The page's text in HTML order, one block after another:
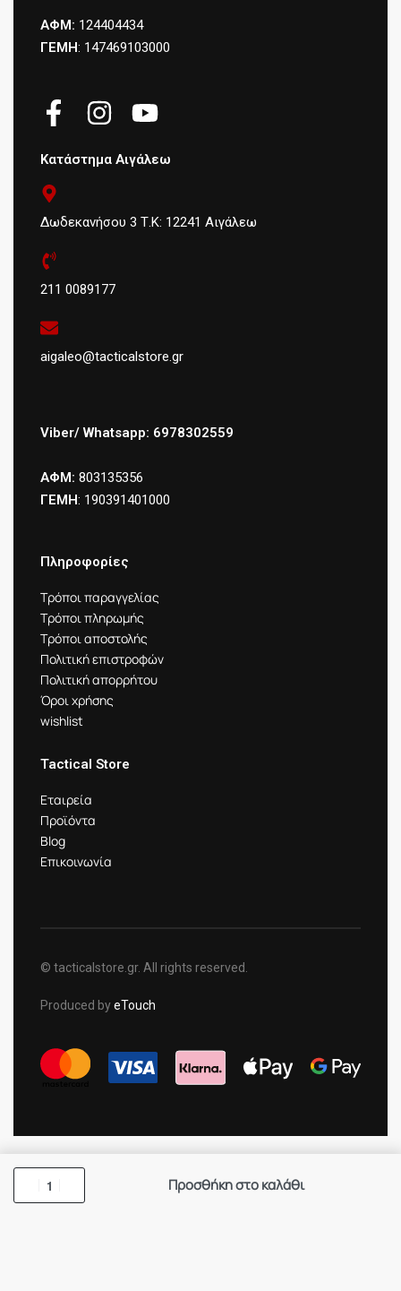
ΑΦΜ: 124404434
ΓΕΜΗ: 147469103000
Κατάστημα Αιγάλεω
Δωδεκανήσου 3 Τ.Κ: 12241 Αιγάλεω
211 0089177
aigaleo@tacticalstore.gr
Viber/ Whatsapp: 6978302559
ΑΦΜ: 803135356
ΓΕΜΗ: 190391401000
Πληροφορίες
Τρόποι παραγγελίας
Τρόποι πληρωμής
Τρόποι αποστολής
Πολιτική επιστροφών
Πολιτική απορρήτου
Όροι χρήσης
wishlist
Tactical Store
Εταιρεία
Προϊόντα
Blog
Επικοινωνία
© tacticalstore.gr. All rights reserved.
Produced byeTouch
Προσθήκη στο καλάθι